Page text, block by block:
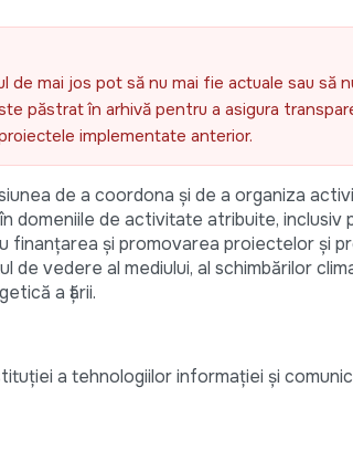
de mai jos pot să nu mai fie actuale sau să
păstrat în arhivă pentru a asigura
implementate anterior.
de a coordona și de a organiza
domeniile de activitate atribuite, inclusiv
și promovarea proiectelor și
de vedere al mediului, al schimbărilor
a țării.
a tehnologiilor informației și